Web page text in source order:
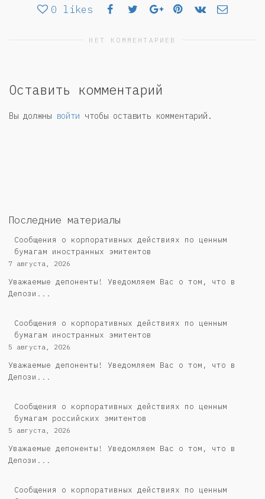
0 likes
НЕТ КОММЕНТАРИЕВ
Оставить комментарий
Вы должны войти чтобы оставить комментарий.
Последние материалы
Сообщения о корпоративных действиях по ценным
бумагам иностранных эмитентов
7 августа, 2026
Уважаемые депоненты! Уведомляем Вас о том, что в
Депози...
Сообщения о корпоративных действиях по ценным
бумагам иностранных эмитентов
5 августа, 2026
Уважаемые депоненты! Уведомляем Вас о том, что в
Депози...
Cообщения о корпоративных действиях по ценным
бумагам российских эмитентов
5 августа, 2026
Уважаемые депоненты! Уведомляем Вас о том, что в
Депози...
Сообщения о корпоративных действиях по ценным